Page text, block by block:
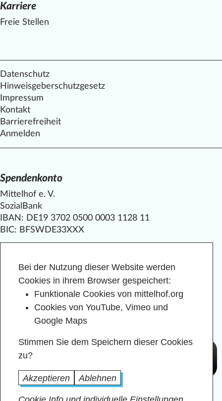
Karriere
Freie Stellen
Datenschutz
Hinweisgeberschutzgesetz
Impressum
Kontakt
Barrierefreiheit
Anmelden
Spendenkonto
Mittelhof e. V.
SozialBank
IBAN: DE19 3702 0500 0003 1128 11
BIC: BFSWDE33XXX
Bei der Nutzung dieser Website werden
Cookies in ihrem Browser gespeichert:
Funktionale Cookies von mittelhof.org
Cookies von YouTube, Vimeo und
Google Maps
Stimmen Sie dem Speichern dieser Cookies
zu?
Akzeptieren Ablehnen